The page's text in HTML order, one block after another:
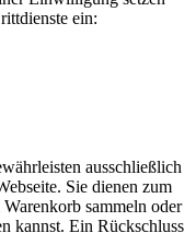
ein:
ausschließlich
Sie dienen zum
sammeln oder
kannst. Ein Rückschluss